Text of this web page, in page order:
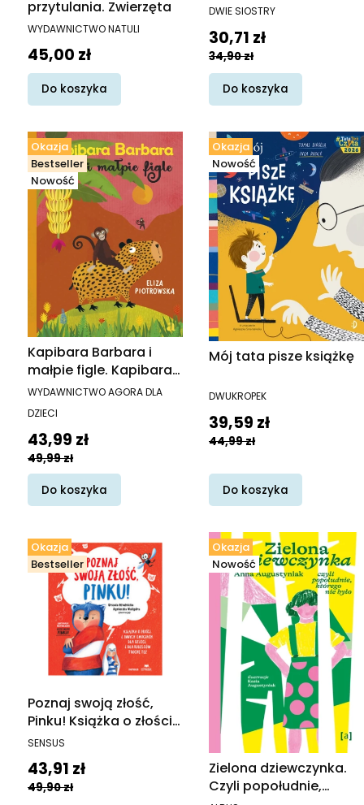
przytulania. Zwierzęta
PRODUCENT
WYDAWNICTWO NATULI
Cena
45,00 zł
Do koszyka
historie o wielkich
opowieści o technice
PRODUCENT
DWIE SIOSTRY
Cena promocyjna
30,71 zł
34,90 zł
Do koszyka
Okazja
Bestseller
Nowość
Kapibara Barbara i
małpie figle. Kapibara
Barbara
PRODUCENT
WYDAWNICTWO AGORA DLA
DZIECI
Cena promocyjna
43,99 zł
49,99 zł
Do koszyka
Okazja
Nowość
Mój tata pisze książkę
PRODUCENT
DWUKROPEK
Cena promocyjna
39,59 zł
44,99 zł
Do koszyka
Okazja
Bestseller
Poznaj swoją złość,
Pinku! Książka o złości i
innych emocjach dla
trochę też
PRODUCENT
SENSUS
Cena promocyjna
43,91 zł
49,90 zł
Okazja
Nowość
Zielona dziewczynka.
Czyli popołudnie,